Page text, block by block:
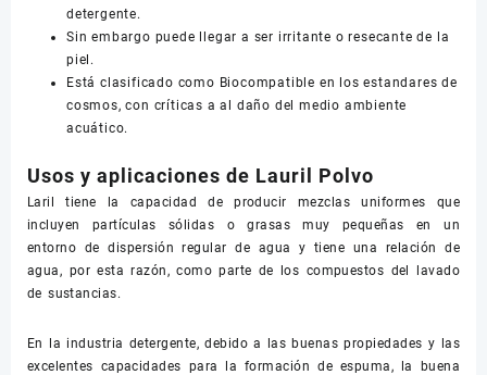
detergente.
Sin embargo puede llegar a ser irritante o resecante de la
piel.
Está clasificado como Biocompatible en los estandares de
cosmos, con críticas a al daño del medio ambiente
acuático.
Usos y aplicaciones de Lauril Polvo
Laril tiene la capacidad de producir mezclas uniformes que
incluyen partículas sólidas o grasas muy pequeñas en un
entorno de dispersión regular de agua y tiene una relación de
agua, por esta razón, como parte de los compuestos del lavado
de sustancias.
En la industria detergente, debido a las buenas propiedades y las
excelentes capacidades para la formación de espuma, la buena